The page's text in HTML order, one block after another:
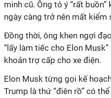
minh cũ. Ông tỏ ý “rất
ngày càng trở nên mất kiểm
Đồng thời, ông khen ngợi
“lấy làm tiếc cho Elon
khoản trợ cấp cho xe điện.
Elon Musk từng gọi kế
Trump là thứ “điên rồ” có